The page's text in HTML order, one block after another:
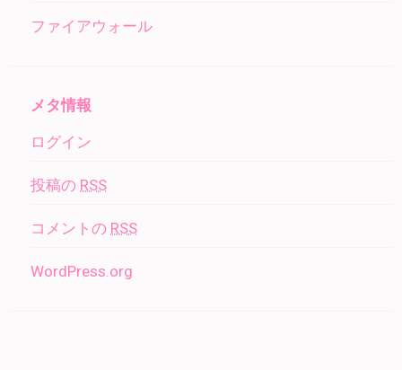
ファイアウォール
メタ情報
ログイン
投稿の RSS
コメントの RSS
WordPress.org